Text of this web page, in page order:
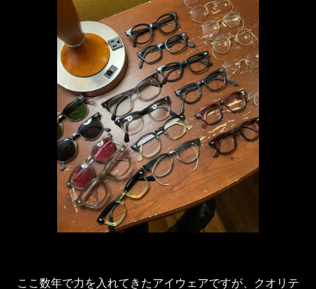
ここ数年で力を入れてきたアイウェアですが、クオリテ